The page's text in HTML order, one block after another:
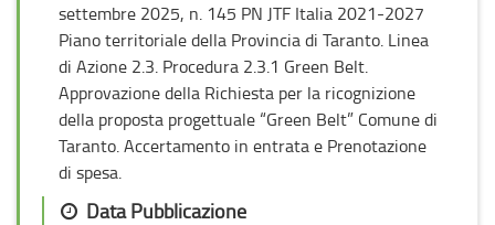
settembre 2025, n. 145 PN JTF Italia 2021-2027
Piano territoriale della Provincia di Taranto. Linea
di Azione 2.3. Procedura 2.3.1 Green Belt.
Approvazione della Richiesta per la ricognizione
della proposta progettuale “Green Belt” Comune di
Taranto. Accertamento in entrata e Prenotazione
di spesa.
Data Pubblicazione